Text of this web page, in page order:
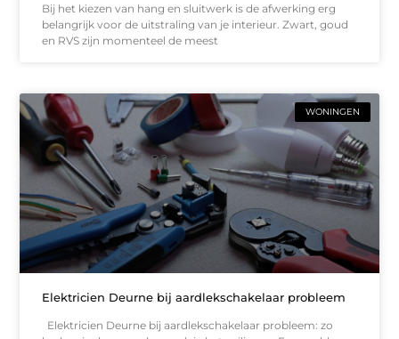
Bij het kiezen van hang en sluitwerk is de afwerking erg
belangrijk voor de uitstraling van je interieur. Zwart, goud
en RVS zijn momenteel de meest
WONINGEN
Elektricien Deurne bij aardlekschakelaar probleem
Elektricien Deurne bij aardlekschakelaar probleem: zo